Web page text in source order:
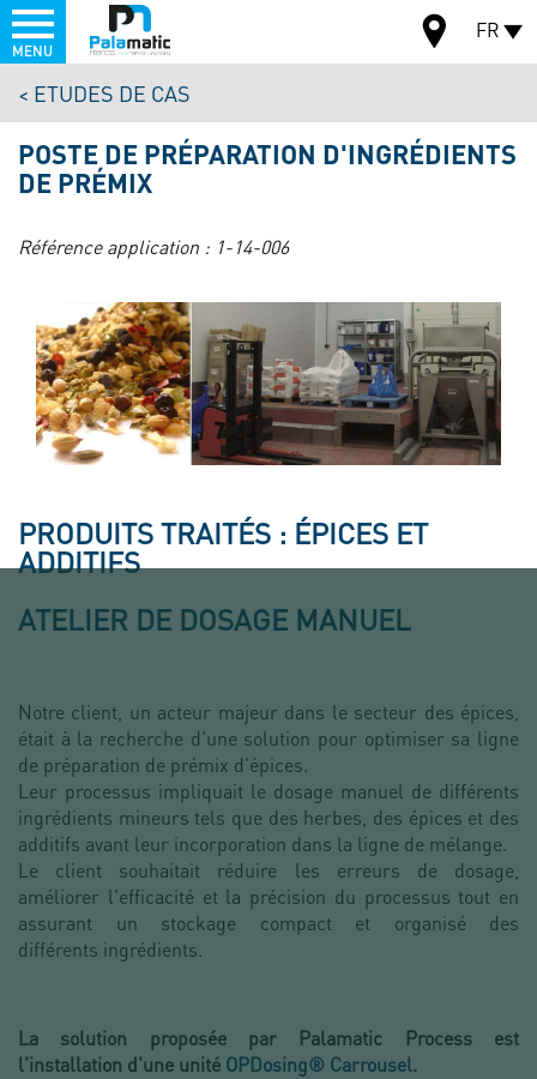
au
contenu
principal
Menu
CARTE
FR
MENU
ETUDES DE CAS
POSTE DE PRÉPARATION D'INGRÉDIENTS
DE PRÉMIX
Référence application : 1-14-006
PRODUITS TRAITÉS : ÉPICES ET
ADDITIFS
ATELIER DE DOSAGE MANUEL
Notre client, un acteur majeur dans le secteur des épices,
était à la recherche d'une solution pour optimiser sa ligne
de préparation de prémix d'épices.
Leur processus impliquait le dosage manuel de différents
ingrédients mineurs tels que des herbes, des épices et des
additifs avant leur incorporation dans la ligne de mélange.
Le client souhaitait réduire les erreurs de dosage,
améliorer l'efficacité et la précision du processus tout en
assurant un stockage compact et organisé des
différents ingrédients.
La solution proposée par Palamatic Process est
l'installation d'une unité OPDosing® Carrousel.